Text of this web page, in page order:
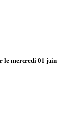
le mercredi 01 juin